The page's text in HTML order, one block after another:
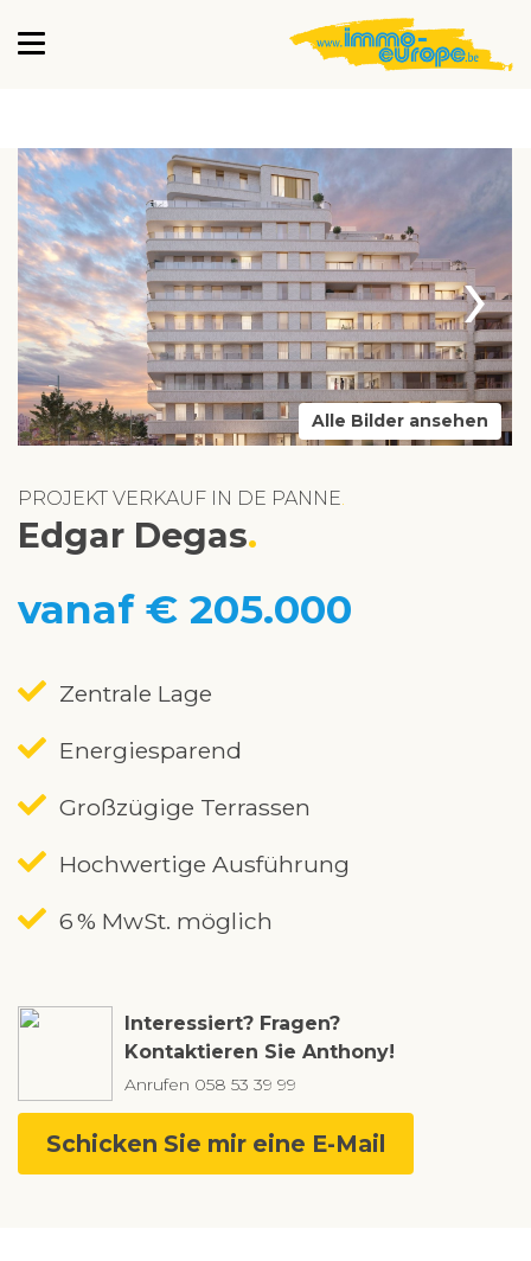
›
Alle Bilder ansehen
PROJEKT VERKAUF IN DE PANNE
Edgar Degas
vanaf € 205.000
Zentrale Lage
Energiesparend
Großzügige Terrassen
Hochwertige Ausführung
6 % MwSt. möglich
Interessiert? Fragen?
Kontaktieren Sie Anthony!
Anrufen 058 53 39 99
Schicken Sie mir eine E-Mail